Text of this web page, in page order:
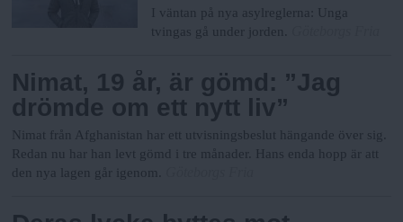
I väntan på nya asylreglerna: Unga
tvingas gå under jorden.
Nimat, 19 år, är gömd: ”Jag
drömde om ett nytt liv”
Nimat från Afghanistan har ett utvisningsbeslut hängande över sig.
Redan nu har han levt gömd i tre månader. Hans enda hopp är att
den nya lagen går igenom.